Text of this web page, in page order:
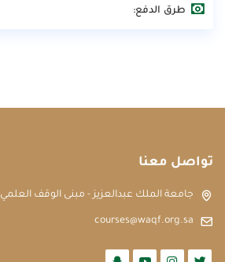
طرق الدفع:
تواصل معنا
جامعة الملك عبدالعزيز - مبنى الوقف العلمي
courses@waqf.org.sa